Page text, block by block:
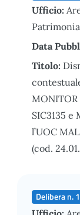
Ufficio:
Data
Titolo:
SIC3135 e
l’UOC
(cod.
Delibera n.